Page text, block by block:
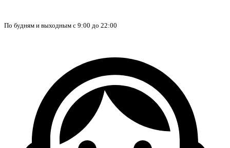
По будням и выходным с 9:00 до 22:00